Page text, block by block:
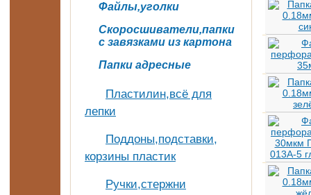
Файлы,уголки
Скоросшиватели,папки
с завязками из картона
Папки адресные
Пластилин,всё для
лепки
Поддоны,подставки,
корзины пластик
Ручки,стержни